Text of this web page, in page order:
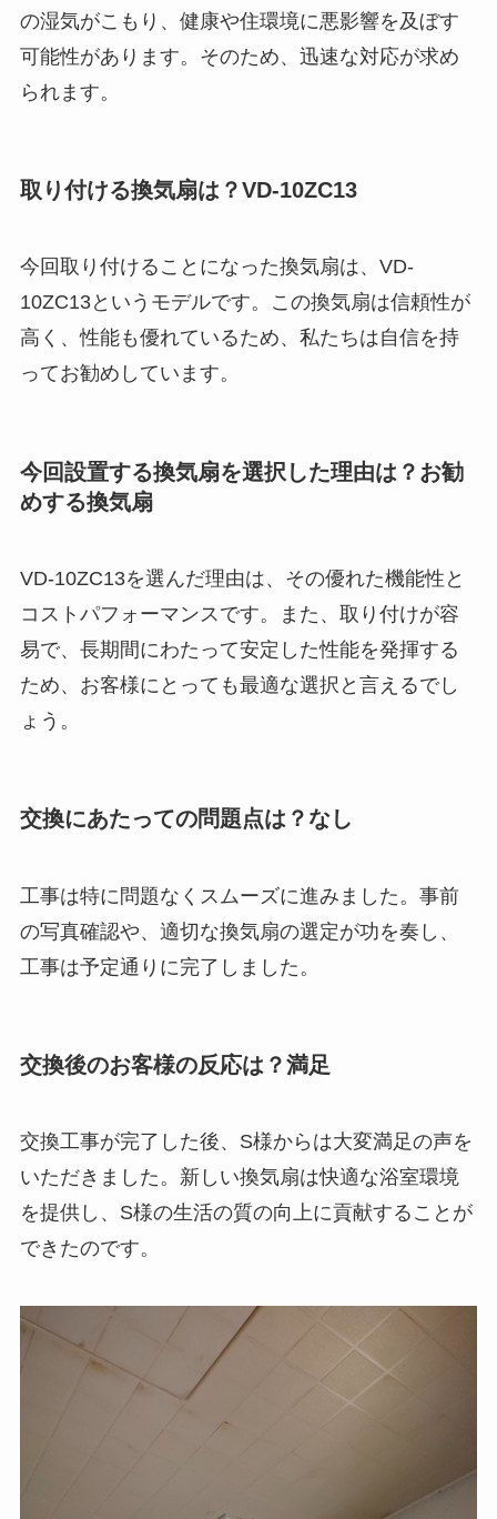
の湿気がこもり、健康や住環境に悪影響を及ぼす
可能性があります。そのため、迅速な対応が求め
られます。
取り付ける換気扇は？VD-10ZC13
今回取り付けることになった換気扇は、VD-
10ZC13というモデルです。この換気扇は信頼性が
高く、性能も優れているため、私たちは自信を持
ってお勧めしています。
今回設置する換気扇を選択した理由は？お勧
めする換気扇
VD-10ZC13を選んだ理由は、その優れた機能性と
コストパフォーマンスです。また、取り付けが容
易で、長期間にわたって安定した性能を発揮する
ため、お客様にとっても最適な選択と言えるでし
ょう。
交換にあたっての問題点は？なし
工事は特に問題なくスムーズに進みました。事前
の写真確認や、適切な換気扇の選定が功を奏し、
工事は予定通りに完了しました。
交換後のお客様の反応は？満足
交換工事が完了した後、S様からは大変満足の声を
いただきました。新しい換気扇は快適な浴室環境
を提供し、S様の生活の質の向上に貢献することが
できたのです。